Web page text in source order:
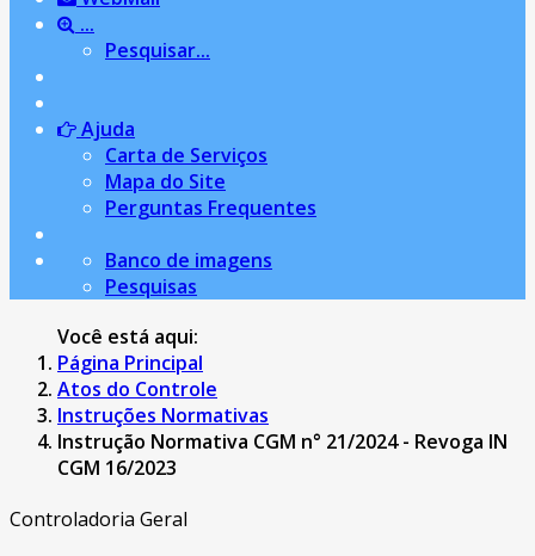
...
Pesquisar...
Ajuda
Carta de Serviços
Mapa do Site
Perguntas Frequentes
Banco de imagens
Pesquisas
Você está aqui:
Página Principal
Atos do Controle
Instruções Normativas
Instrução Normativa CGM n° 21/2024 - Revoga IN
CGM 16/2023
Controladoria Geral